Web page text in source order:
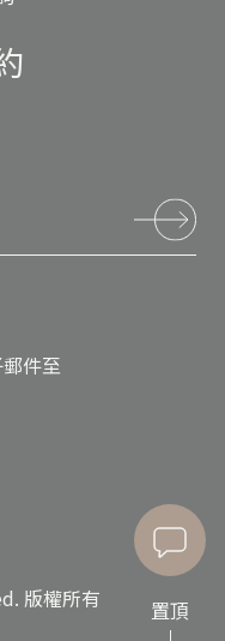
件至
版權所有 置頂